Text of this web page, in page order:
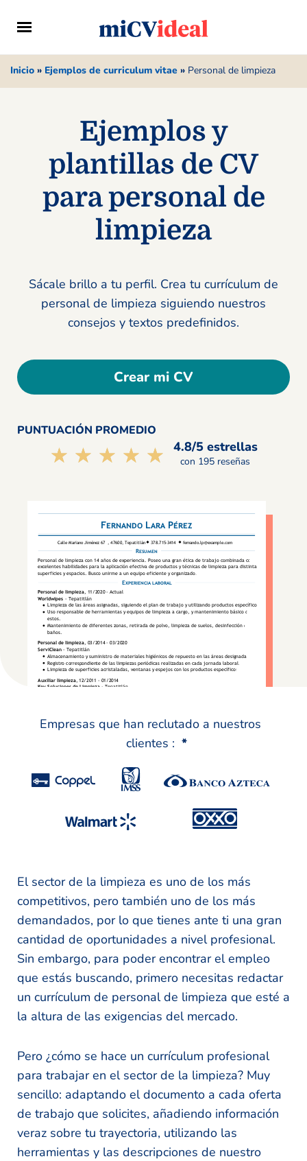
Inicio » Ejemplos de curriculum vitae » Personal de limpieza
Ejemplos y
plantillas de CV
para personal de
limpieza
Sácale brillo a tu perfil. Crea tu currículum de
personal de limpieza siguiendo nuestros
consejos y textos predefinidos.
Crear mi CV
PUNTUACIÓN PROMEDIO
☆☆☆☆☆
★★★★★ 4.8/5 estrellas
con 195 reseñas
Empresas que han reclutado a nuestros
clientes : *
El sector de la limpieza es uno de los más
competitivos, pero también uno de los más
demandados, por lo que tienes ante ti una gran
cantidad de oportunidades a nivel profesional.
Sin embargo, para poder encontrar el empleo
que estás buscando, primero necesitas redactar
un currículum de personal de limpieza que esté a
la altura de las exigencias del mercado.
Pero ¿cómo se hace un currículum profesional
para trabajar en el sector de la limpieza? Muy
sencillo: adaptando el documento a cada oferta
de trabajo que solicites, añadiendo información
veraz sobre tu trayectoria, utilizando las
herramientas y las descripciones de nuestro